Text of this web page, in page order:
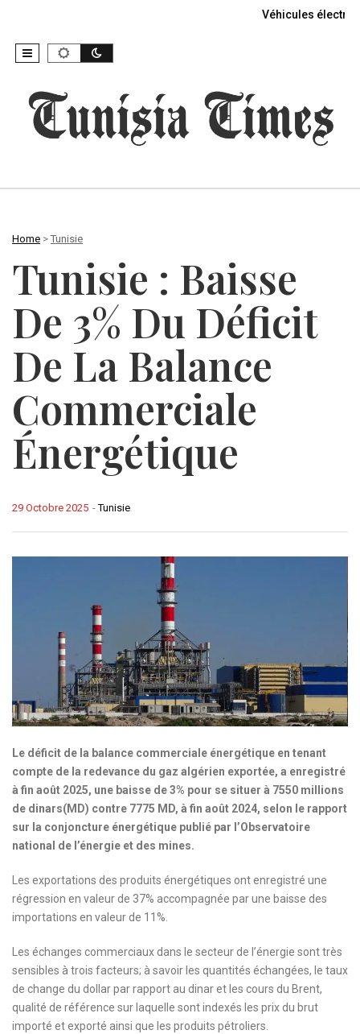
Véhicules
Home > Tunisie
Tunisie : Baisse
De 3% Du Déficit
De La Balance
Commerciale
Énergétique
-Tunisie
29 Octobre 2025
Le déficit de la balance commerciale énergétique en tenant
compte de la redevance du gaz algérien exportée, a enregistré
à fin août 2025, une baisse de 3% pour se situer à 7550 millions
de dinars(MD) contre 7775 MD, à fin août 2024, selon le rapport
sur la conjoncture énergétique publié par l’Observatoire
national de l’énergie et des mines.
Les exportations des produits énergétiques ont enregistré une
régression en valeur de 37% accompagnée par une baisse des
importations en valeur de 11%.
Les échanges commerciaux dans le secteur de l’énergie sont très
sensibles à trois facteurs; à savoir les quantités échangées, le taux
de change du dollar par rapport au dinar et les cours du Brent,
qualité de référence sur laquelle sont indexés les prix du brut
importé et exporté ainsi que les produits pétroliers.